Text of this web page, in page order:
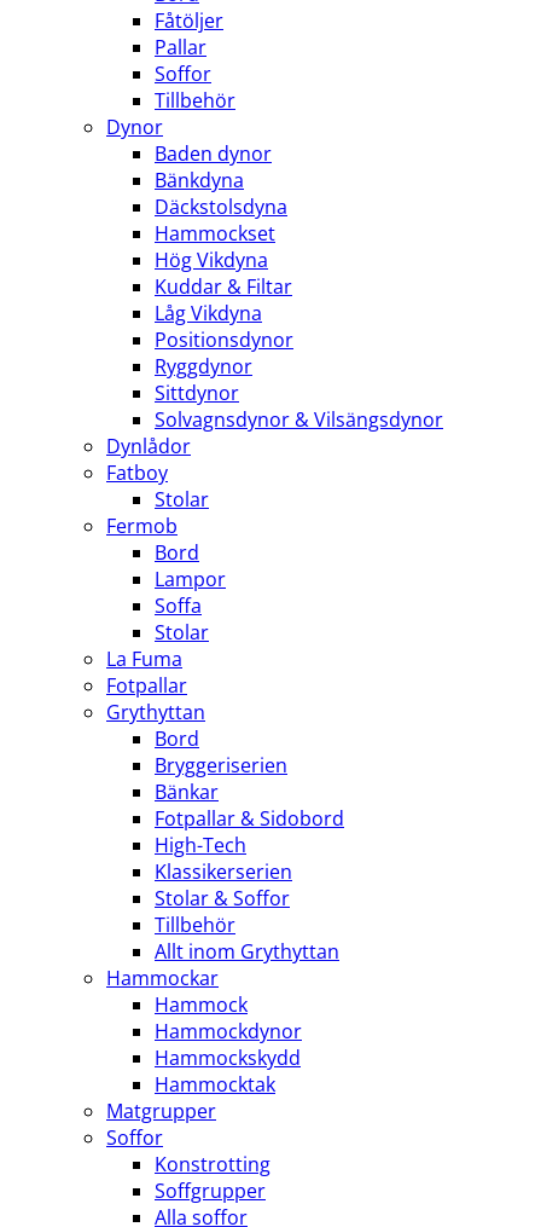
Fåtöljer
Pallar
Soffor
Tillbehör
Dynor
Baden dynor
Bänkdyna
Däckstolsdyna
Hammockset
Hög Vikdyna
Kuddar & Filtar
Låg Vikdyna
Positionsdynor
Ryggdynor
Sittdynor
Solvagnsdynor & Vilsängsdynor
Dynlådor
Fatboy
Stolar
Fermob
Bord
Lampor
Soffa
Stolar
La Fuma
Fotpallar
Grythyttan
Bord
Bryggeriserien
Bänkar
Fotpallar & Sidobord
High-Tech
Klassikerserien
Stolar & Soffor
Tillbehör
Allt inom Grythyttan
Hammockar
Hammock
Hammockdynor
Hammockskydd
Hammocktak
Matgrupper
Soffor
Konstrotting
Soffgrupper
Alla soffor